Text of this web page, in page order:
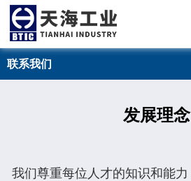
联系我们
发展理念
我们尊重每位人才的知识和能力